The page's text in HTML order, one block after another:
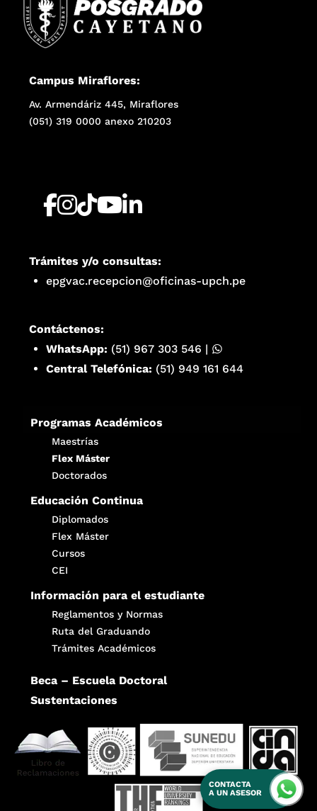
CONTACTA
A UN ASESOR
Campus Miraflores:
Av. Armendáriz 445, Miraflores
(051) 319 0000 anexo 210203
Trámites y/o consultas:
epgvac.recepcion@oficinas-upch.pe
Contáctenos:
WhatsApp: (51) 967 303 546 |
Central Telefónica: (51) 949 161 644
Programas Académicos
Maestrías
Flex Máster
Doctorados
Educación Continua
Diplomados
Flex Máster
Cursos
CEI
Información para el estudiante
Reglamentos y Normas
Ruta del Graduando
Trámites Académicos
Beca – Escuela Doctoral
Sustentaciones